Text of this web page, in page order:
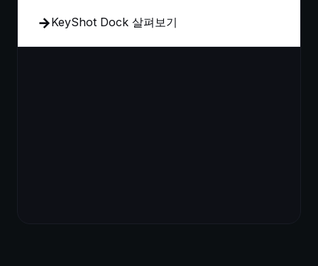
KeyShot Dock 살펴보기